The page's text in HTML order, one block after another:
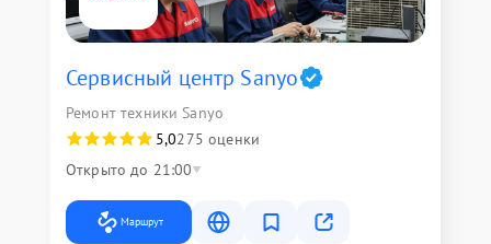
Сервисный центр Sanyo
Ремонт техники Sanyo
5,0275 оценки
Открыто до 21:00
Маршрут